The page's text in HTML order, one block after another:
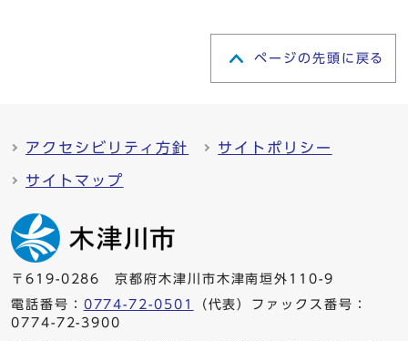
ページの先頭に戻る
アクセシビリティ方針 サイトポリシー
サイトマップ
〒619-0286 京都府木津川市木津南垣外110-9
電話番号： 0774-72-0501
（代表）ファックス番号：
0774-72-3900